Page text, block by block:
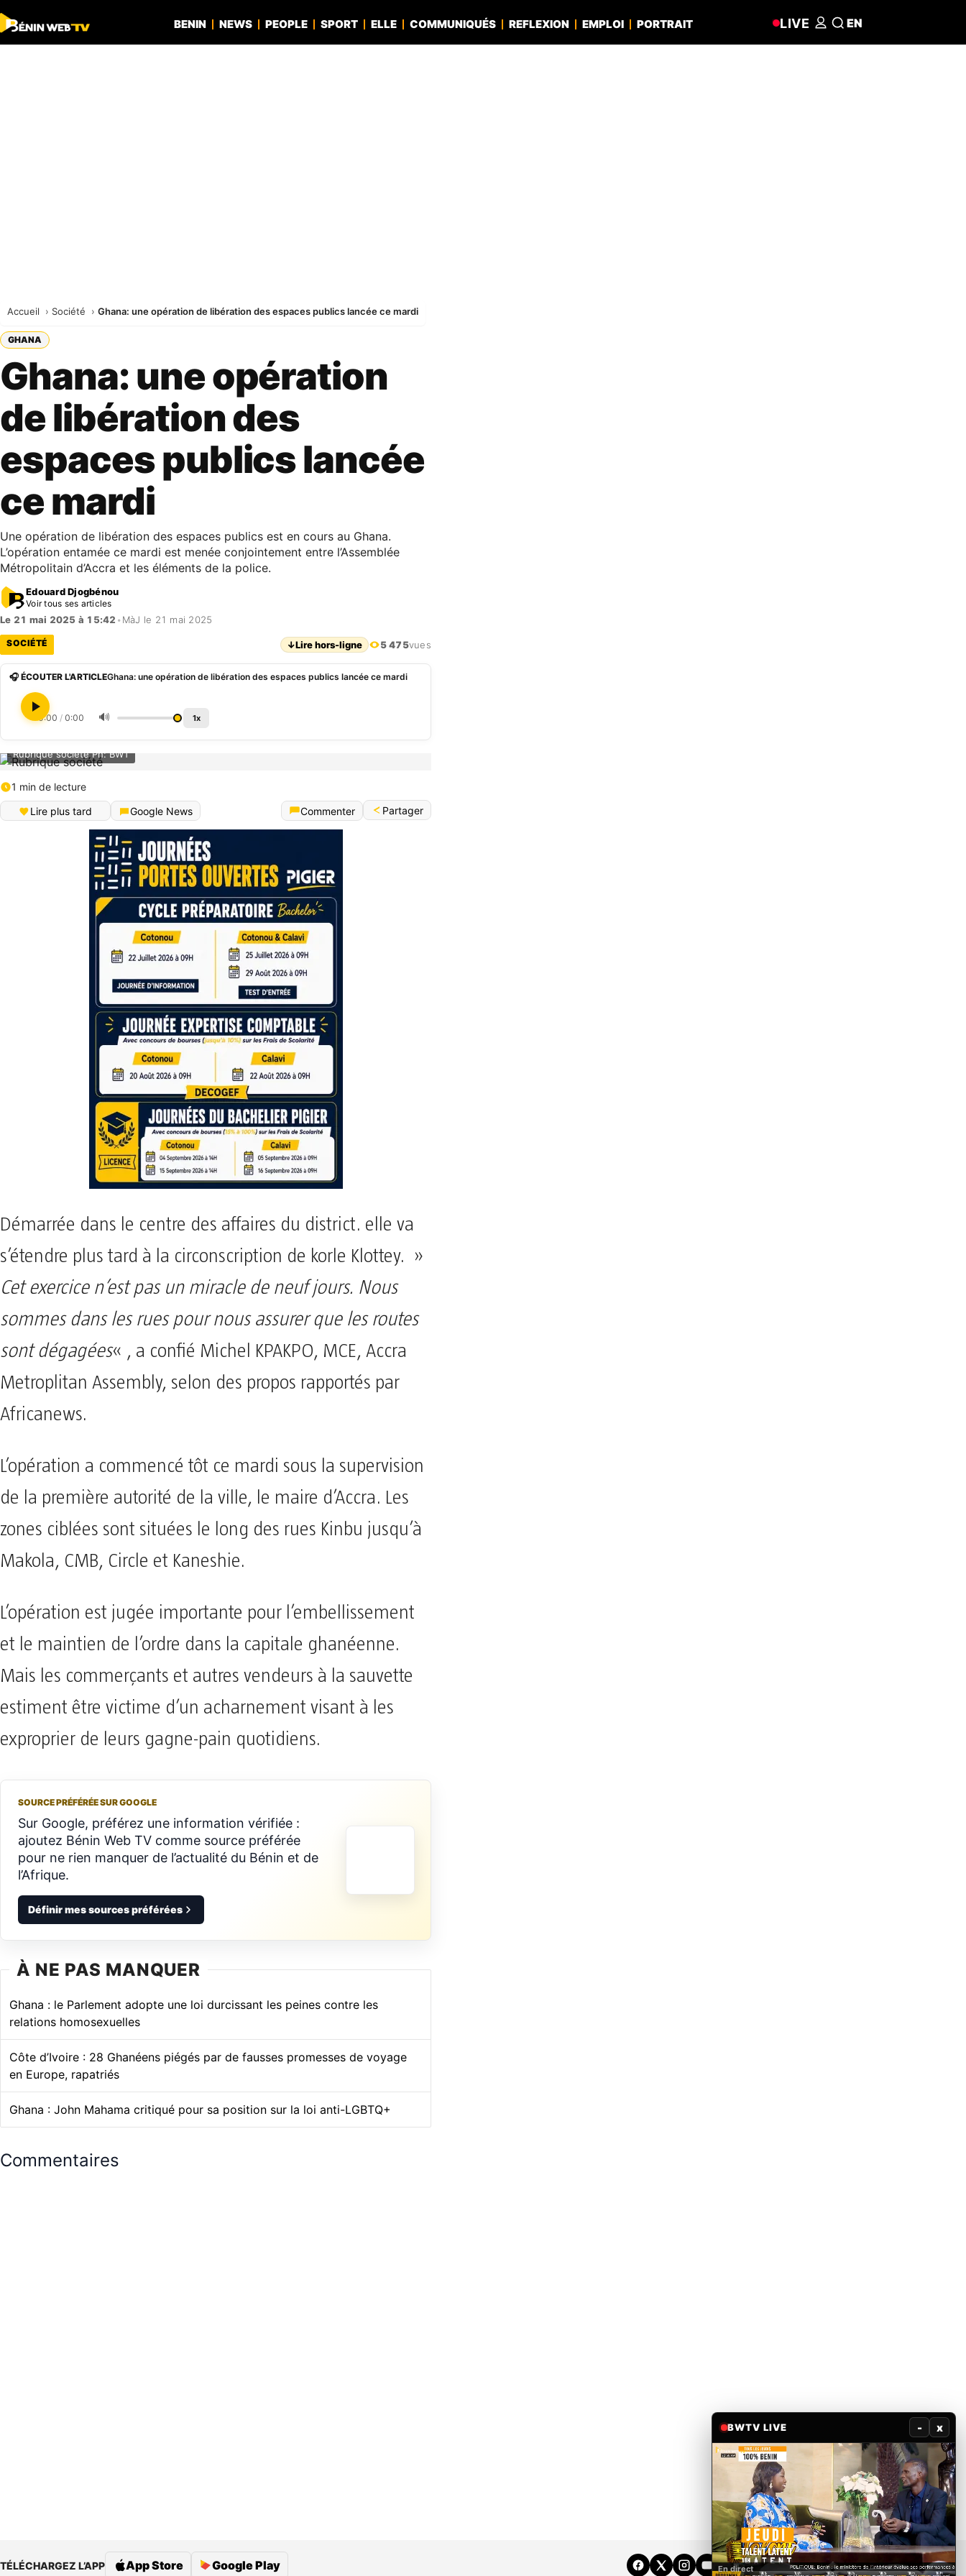
BENIN NEWS PEOPLE SPORT ELLE COMMUNIQUÉS REFLEXION EMPLOI PORTRAIT LIVE EN
Accueil Société Ghana: une opération de libération des espaces publics lancée ce mardi
GHANA
Ghana: une opération
de libération des
espaces publics lancée
ce mardi
Une opération de libération des espaces publics est en cours au Ghana.
L’opération entamée ce mardi est menée conjointement entre l’Assemblée
Métropolitain d’Accra et les éléments de la police.
Edouard Djogbénou
Voir tous ses articles
Le 21 mai 2025 à 15:42 • MàJ le 21 mai 2025
SOCIÉTÉ ↓Lire hors-ligne 5 475vues
🎧 ÉCOUTER L'ARTICLEGhana: une opération de libération des espaces publics lancée ce mardi
0:00 / 0:00 🔊 1x
Rubrique société Ph: BWT
1 min de lecture
Lire plus tard
Google News Commenter Partager
Démarrée dans le centre des affaires du district. elle va
s’étendre plus tard à la circonscription de korle Klottey. »
Cet exercice n’est pas un miracle de neuf jours. Nous
sommes dans les rues pour nous assurer que les routes
sont dégagées« , a confié Michel KPAKPO, MCE, Accra
Metroplitan Assembly, selon des propos rapportés par
Africanews.
L’opération a commencé tôt ce mardi sous la supervision
de la première autorité de la ville, le maire d’Accra. Les
zones ciblées sont situées le long des rues Kinbu jusqu’à
Makola, CMB, Circle et Kaneshie.
L’opération est jugée importante pour l’embellissement
et le maintien de l’ordre dans la capitale ghanéenne.
Mais les commerçants et autres vendeurs à la sauvette
estiment être victime d’un acharnement visant à les
exproprier de leurs gagne-pain quotidiens.
SOURCE PRÉFÉRÉE SUR GOOGLE
Sur Google, préférez une information vérifiée :
ajoutez Bénin Web TV comme source préférée
pour ne rien manquer de l’actualité du Bénin et de
l’Afrique.
Définir mes sources préférées
À NE PAS MANQUER
Ghana : le Parlement adopte une loi durcissant les peines contre les
relations homosexuelles
Côte d’Ivoire : 28 Ghanéens piégés par de fausses promesses de voyage
en Europe, rapatriés
Ghana : John Mahama critiqué pour sa position sur la loi anti-LGBTQ+
Commentaires
TÉLÉCHARGEZ L’APP App Store Google Play
BWTV LIVE - x
En direct